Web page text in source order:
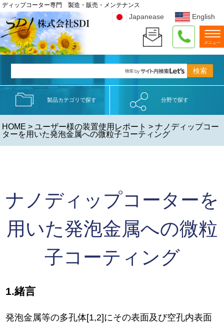
ディップコーター専門 製造・販売・メンテナンス
Japanease English
製品カテゴリで探す 分野で探す
HOME >ユーザー様の装置使用レポート > ナノディップコー
ターを用いた発泡金属への微粒子コーティング
ナノディップコーターを
用いた発泡金属への微粒
子コーティング
1.緒言
発泡金属等の多孔体[1,2]にその表面及び空孔内表面